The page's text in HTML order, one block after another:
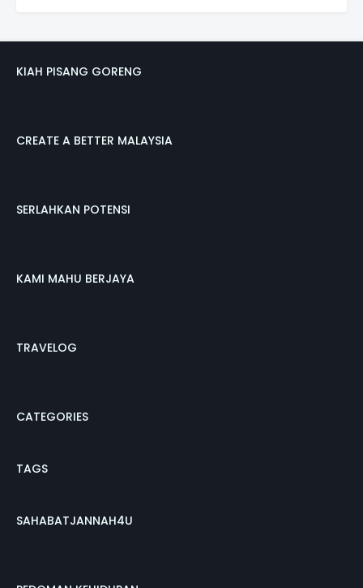
KIAH PISANG GORENG
CREATE A BETTER MALAYSIA
SERLAHKAN POTENSI
KAMI MAHU BERJAYA
TRAVELOG
CATEGORIES
TAGS
SAHABATJANNAH4U